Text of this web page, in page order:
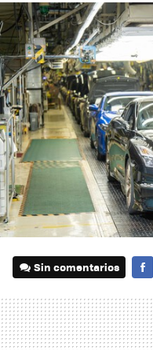
Sin comentarios